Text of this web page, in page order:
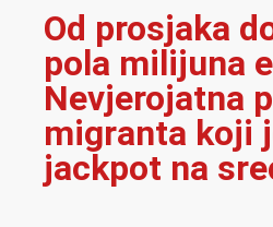
Od prosjaka
pola milijuna
Nevjerojatna
migranta koji
jackpot na